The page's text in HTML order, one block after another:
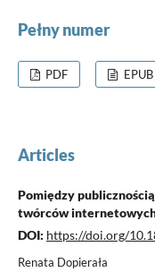
Pełny numer
PDF EPUB
Articles
Pomiędzy
twórców
DOI: https://doi.org/
Renata Dopierała